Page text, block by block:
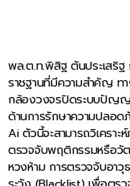
พล.ต.ท.พิสิฐ ตันประเสริฐ
ราชฐานที่มีความสำคัญ ท
กล้องวงจรปิดระบบปัญญ
ด้านการรักษาความปลอ
Ai ตัวนี้จะสามารถวิเครา
ตรวจจับพฤติกรรมหรือวั
หวงห้าม การตรวจจับอา